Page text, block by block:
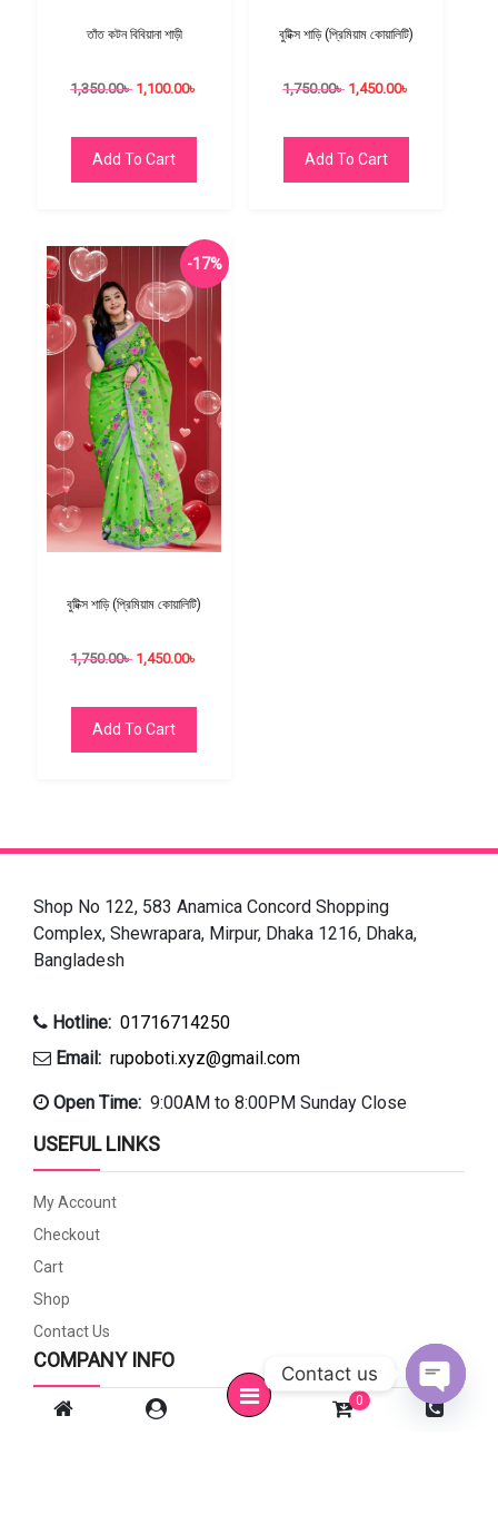
তাঁত কটন বিবিয়ানা শাড়ী
1,350.00৳ 1,100.00৳
Add To Cart
বুটিক্স শাড়ি (প্রিমিয়াম কোয়ালিটি)
1,750.00৳ 1,450.00৳
Add To Cart
-17%
বুটিক্স শাড়ি (প্রিমিয়াম কোয়ালিটি)
1,750.00৳ 1,450.00৳
Add To Cart
Shop No 122, 583 Anamica Concord Shopping
Complex, Shewrapara, Mirpur, Dhaka 1216, Dhaka,
Bangladesh
Hotline: 01716714250
Email: rupoboti.xyz@gmail.com
Open Time: 9:00AM to 8:00PM Sunday Close
USEFUL LINKS
My Account
Checkout
Cart
Shop
Contact Us
COMPANY INFO
Privacy Policy
0
Contact us
Open